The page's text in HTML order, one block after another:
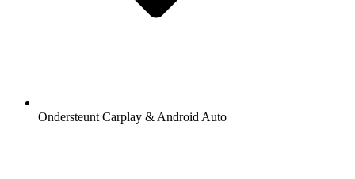
Ondersteunt Carplay & Android Auto